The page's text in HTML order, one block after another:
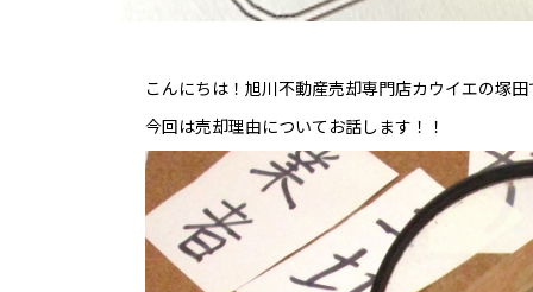
こんにちは！旭川不動産売却専門店カウイエの塚
今回は売却理由についてお話します！！